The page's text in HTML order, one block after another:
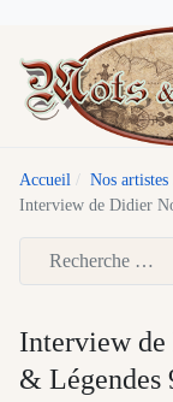
Accueil Nos artistes
Interview de Didier
Interview
& Légendes